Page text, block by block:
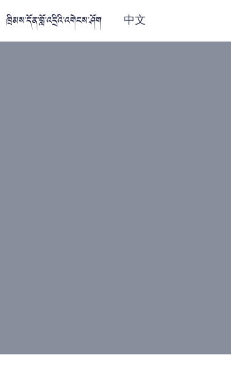
ཁྲིམས་དོན་བློ་འདྲིའི་འགེངས་ཤོག 中文